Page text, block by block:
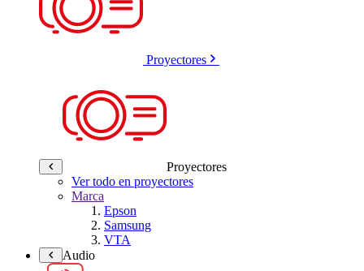
Proyectores
Proyectores
Ver todo en proyectores
Marca
Epson
Samsung
VTA
Audio